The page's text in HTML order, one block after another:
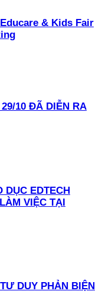
& Kids Fair
10 ĐÃ DIỄN RA
DỤC EDTECH
VIỆC TẠI
DUY PHẢN BIỆN